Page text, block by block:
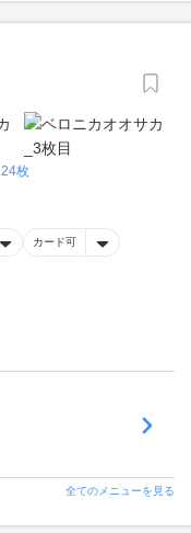
24枚
カード可
全てのメニューを見る